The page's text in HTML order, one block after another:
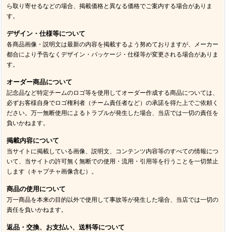
ら取り寄せるなどの場合、掲載価格と異なる価格でご案内する場合がありま
す。
デザイン・仕様等について
各商品画像・説明文は最新の内容を掲載するよう努めておりますが、メーカー
都合により予告なくデザイン・パッケージ・仕様等が変更される場合がありま
す。
オーダー商品について
記念品など特定チームのロゴ等を使用してオーダー作成する商品については、
必ずお客様自身でロゴ権利者（チーム責任者など）の承諾を得た上でご依頼く
ださい。万一無断使用によるトラブルが発生した場合、当店では一切の責任を
負いかねます。
掲載内容について
当サイトに掲載している画像、説明文、コンテンツ内容等のすべての情報につ
いて、当サイトの許可無く無断での使用・流用・引用等を行うことを一切禁止
します（キャプチャ画像含む）。
商品の使用について
万一商品を本来の目的以外で使用して事故等が発生した場合、当店では一切の
責任を負いかねます。
返品・交換、お支払い、送料等について